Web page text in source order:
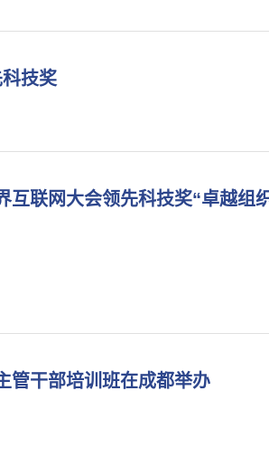
技奖
互联网大会领先科技奖“卓越组
管干部培训班在成都举办